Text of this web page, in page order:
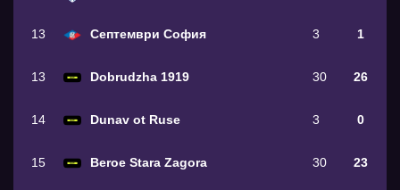
13 Септември София 3 1
13 Dobrudzha 1919 30 26
14 Dunav ot Ruse 3 0
15 Beroe Stara Zagora 30 23